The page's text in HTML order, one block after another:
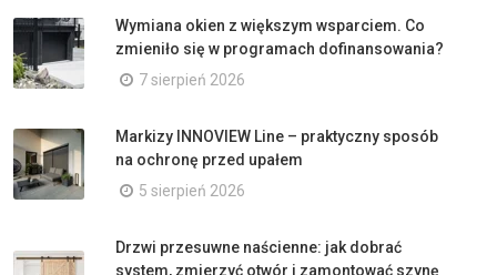
Wymiana okien z większym wsparciem. Co
zmieniło się w programach dofinansowania?
7 sierpień 2026
Markizy INNOVIEW Line – praktyczny sposób
na ochronę przed upałem
5 sierpień 2026
Drzwi przesuwne naścienne: jak dobrać
system, zmierzyć otwór i zamontować szynę